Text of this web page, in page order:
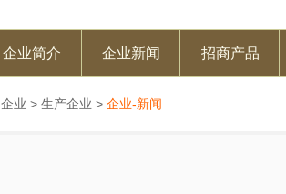
企业简介 企业新闻 招商产品
企业 > 生产企业 > 企业-新闻